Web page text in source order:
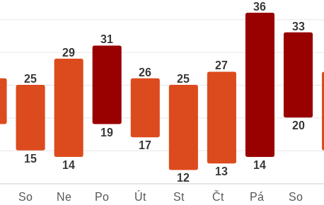
25
15
29
14
31
19
26
17
25
12
27
13
36
14
33
20
So Ne Po Út St Čt Pá So